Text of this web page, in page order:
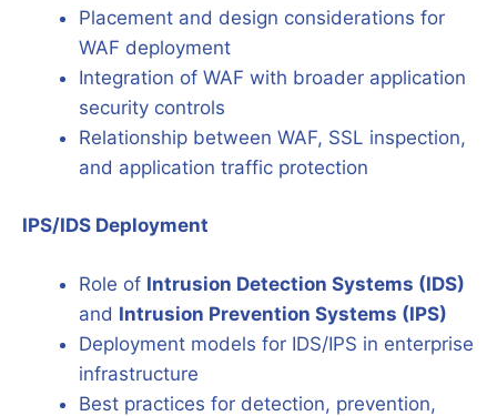
Placement and design considerations for
WAF deployment
Integration of WAF with broader application
security controls
Relationship between WAF, SSL inspection,
and application traffic protection
IPS/IDS Deployment
Role of Intrusion Detection Systems (IDS)
and Intrusion Prevention Systems (IPS)
Deployment models for IDS/IPS in enterprise
infrastructure
Best practices for detection, prevention,